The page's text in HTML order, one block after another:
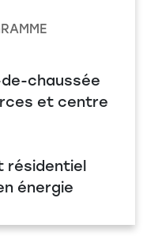
chaussée
et centre
résidentiel
énergie